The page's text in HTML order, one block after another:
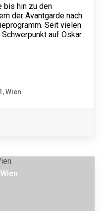
bis hin zu den
der Avantgarde nach
Seit vielen
auf Oskar..
Wien